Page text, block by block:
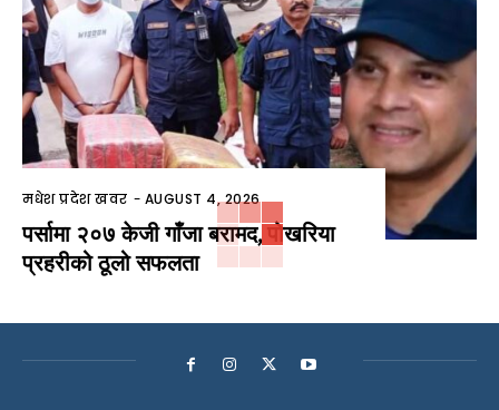
मधेश प्रदेश खवर - AUGUST 4, 2026
पर्सामा २०७ केजी गाँजा बरामद, पोखरिया
प्रहरीको ठूलो सफलता